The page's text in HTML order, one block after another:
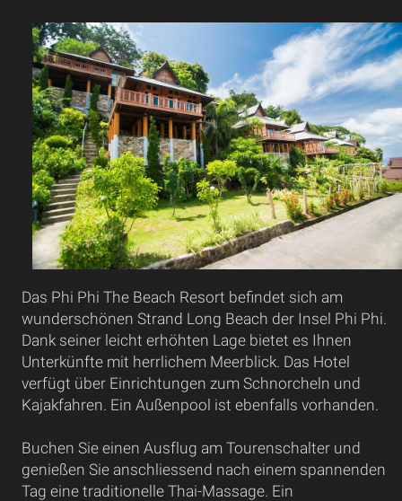
Das Phi Phi The Beach Resort befindet sich am
wunderschönen Strand Long Beach der Insel Phi Phi.
Dank seiner leicht erhöhten Lage bietet es Ihnen
Unterkünfte mit herrlichem Meerblick. Das Hotel
verfügt über Einrichtungen zum Schnorcheln und
Kajakfahren. Ein Außenpool ist ebenfalls vorhanden.
Buchen Sie einen Ausflug am Tourenschalter und
genießen Sie anschliessend nach einem spannenden
Tag eine traditionelle Thai-Massage. Ein